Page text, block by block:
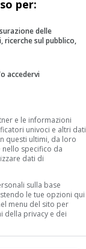
per:
delle
ricerche sul pubblico,
accedervi
e le informazioni
univoci e altri dati
questi ultimi, da loro
specifico da
dati di
sulla base
le tue opzioni qui
menu del sito per
della privacy e dei